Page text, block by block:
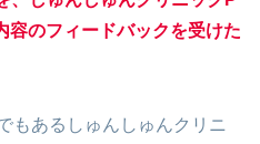
容のフィードバックを受けた
もあるしゅんしゅんクリニ